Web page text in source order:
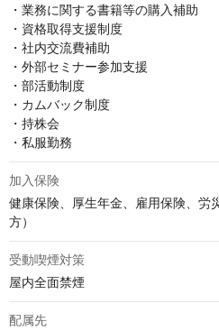
・業務に関する書籍等の購入補助
・資格取得支援制度
・社内交流費補助
・外部セミナー参加支援
・部活動制度
・カムバック制度
・持株会
・私服勤務
加入保険
健康保険、厚生年金、雇用保険、労
方）
受動喫煙対策
屋内全面禁煙
配属先